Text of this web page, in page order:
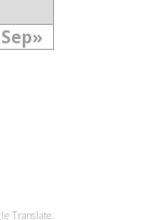
Sep»
Translate.